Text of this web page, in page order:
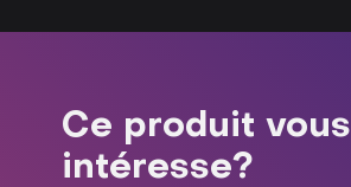
Ce produit vous
intéresse?